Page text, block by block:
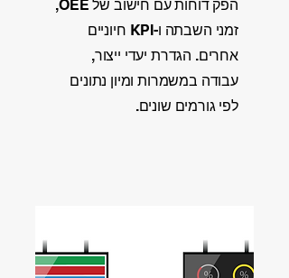
הפק דוחות עם חישוב של OEE,
זמני השבתה ו-KPI חיוניים
אחרים. הגדרת יעדי ייצור,
עבודה במשמרות ומיון נתונים
לפי גורמים שונים.